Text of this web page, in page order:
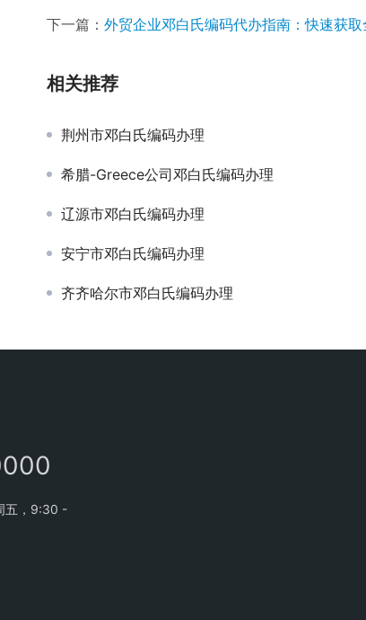
下一篇： 外贸企业邓白氏编码代办指南：快速获
相关推荐
荆州市邓白氏编码办理
希腊-Greece公司邓白氏编码办理
辽源市邓白氏编码办理
安宁市邓白氏编码办理
齐齐哈尔市邓白氏编码办理
五，9:30 -